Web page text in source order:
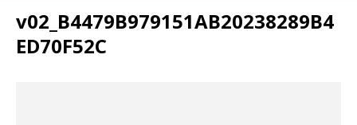
v02_B4479B979151AB20238289B4
ED70F52C